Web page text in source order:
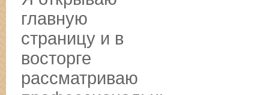
главную
страницу и в
восторге
рассматриваю